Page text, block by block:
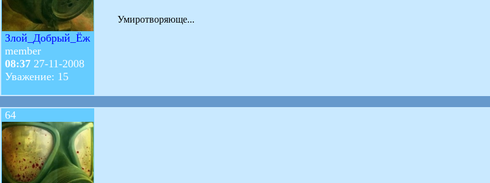
Злой_Добрый_Ёж
member
08:37 27-11-2008
Уважение: 15
Умиротворяюще...
64